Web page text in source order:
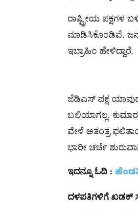
ರಾಷ್ಟ್ರೀಯ ಪಕ್ಷಗಳ
ಮಾಡಿಸಿಕೊಂಡಿವೆ.
ಇಬ್ರಾಹಿಂ ಹೇಳಿದ್ದಾರೆ.
ಜೆಡಿಎಸ್ ಪಕ್ಷ
ಬಲಿಯಾಗಲ್ಲ.
ವೇಳೆ ಅತಂತ್ರ
ಭಾರೀ ಚರ್ಚೆ
ಇದನ್ನೂ ಓದಿ:
ದಳಪತಿಗಳಿಗೆ ಖಡಕ್